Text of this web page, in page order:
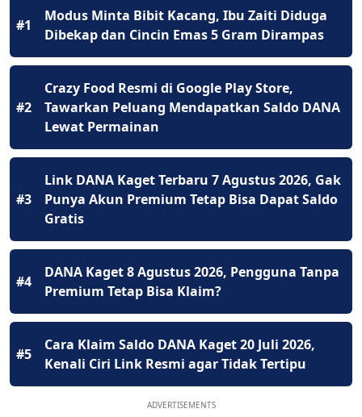
#1
Modus Minta Bibit Kacang, Ibu Zaiti Diduga
Dibekap dan Cincin Emas 5 Gram Dirampas
#2
Crazy Food Resmi di Google Play Store,
Tawarkan Peluang Mendapatkan Saldo DANA
Lewat Permainan
#3
Link DANA Kaget Terbaru 7 Agustus 2026, Gak
Punya Akun Premium Tetap Bisa Dapat Saldo
Gratis
#4
DANA Kaget 8 Agustus 2026, Pengguna Tanpa
Premium Tetap Bisa Klaim?
#5
Cara Klaim Saldo DANA Kaget 20 Juli 2026,
Kenali Ciri Link Resmi agar Tidak Tertipu
ADVERTISEMENTS